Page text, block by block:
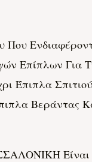
Που
Επίπλων Για
Έπιπλα
Βεράντας